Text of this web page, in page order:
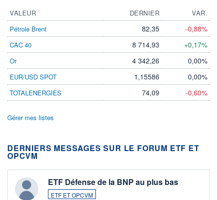
VALEUR DERNIER
VAR.
Pétrole Brent
82,35 -0,88%
CAC 40 8 714,93 +0,17%
Or 4 342,26 0,00%
EUR/USD SPOT 1,15586 0,00%
TOTALENERGIES 74,09 -0,60%
Gérer mes listes
DERNIERS MESSAGES SUR LE FORUM ETF ET
OPCVM
ETF Défense de la BNP au plus bas
ETF ET OPCVM